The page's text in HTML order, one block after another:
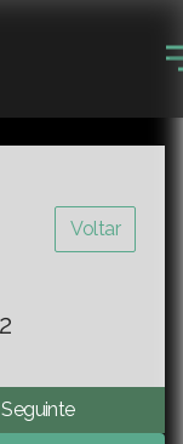
Voltar
Seguinte